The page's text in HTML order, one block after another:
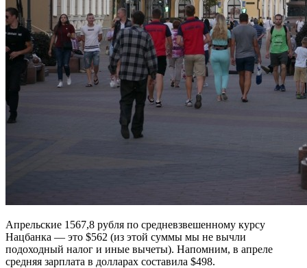
Апрельские 1567,8 рубля по средневзвешенному курсу
Нацбанка — это $562 (из этой суммы мы не вычли
подоходный налог и иные вычеты). Напомним, в апреле
средняя зарплата в долларах составила $498.